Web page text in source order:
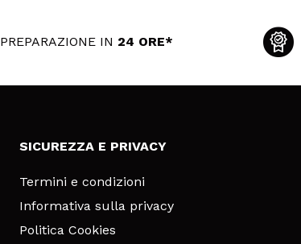
PREPARAZIONE IN 24 ORE*
SICUREZZA E PRIVACY
Termini e condizioni
Informativa sulla privacy
Politica Cookies